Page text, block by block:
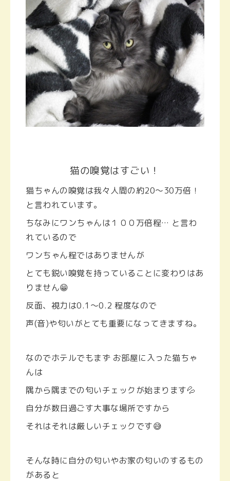
猫の嗅覚はすごい！
猫ちゃんの嗅覚は我々人間の約20〜30万倍！
と言われています。
ちなみにワンちゃんは１００万倍程… と言わ
れているので
ワンちゃん程ではありませんが
とても鋭い嗅覚を持っていることに変わりはあ
りません😁
反面、視力は0.1〜0.2 程度なので
声(音)や匂いがとても重要になってきますね。
なのでホテルでもまず お部屋に入った猫ちゃ
んは
隅から隅までの匂いチェックが始まります💦
自分が数日過ごす大事な場所ですから
それはそれは厳しいチェックです😅
そんな時に自分の匂いやお家の匂いのするもの
があると